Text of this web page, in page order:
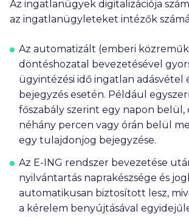
Az ingatlanügyek digitalizációja
az ingatlanügyleteket intézők
Az automatizált (emberi
döntéshozatal bevezetésével
ügyintézési idő ingatlan adásvétel
bejegyzés esetén. Például
főszabály szerint egy napon belül,
néhány percen vagy órán belül
egy tulajdonjog bejegyzése.
Az E-ING rendszer bevezetése
nyilvántartás naprakészsége és
automatikusan biztosított lesz,
a kérelem benyújtásával